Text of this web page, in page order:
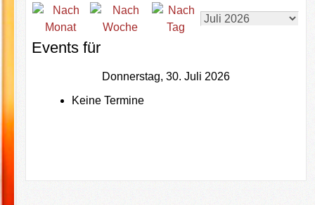
Events für
Donnerstag, 30. Juli 2026
Keine Termine